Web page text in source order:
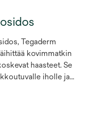
Tegaderm
kovimmatkin
haasteet. Se
iholle ja